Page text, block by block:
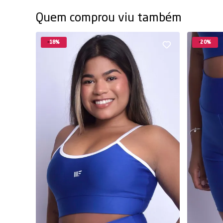
Quem comprou viu também
18% 20%